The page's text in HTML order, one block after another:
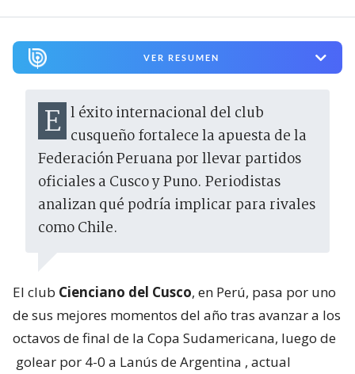
VER RESUMEN
El éxito internacional del club cusqueño fortalece la apuesta de la
Federación Peruana por llevar partidos
oficiales a Cusco y Puno. Periodistas
analizan qué podría implicar para rivales
como Chile.
El club Cienciano del Cusco, en Perú, pasa por uno
de sus mejores momentos del año tras avanzar a los
octavos de final de la Copa Sudamericana, luego de
golear por 4-0 a Lanús de Argentina , actual